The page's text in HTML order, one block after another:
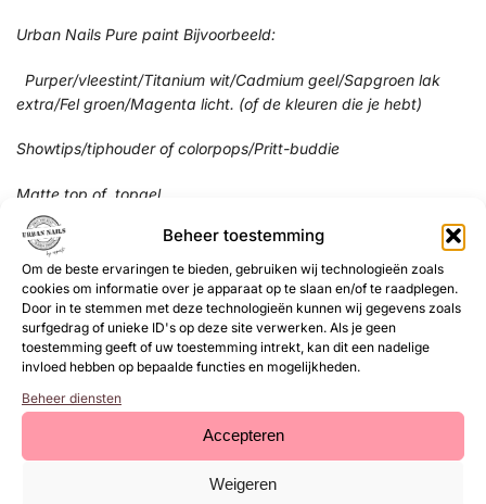
Beheer toestemming
Om de beste ervaringen te bieden, gebruiken wij technologieën zoals
cookies om informatie over je apparaat op te slaan en/of te raadplegen.
Door in te stemmen met deze technologieën kunnen wij gegevens zoals
surfgedrag of unieke ID's op deze site verwerken. Als je geen
toestemming geeft of uw toestemming intrekt, kan dit een nadelige
invloed hebben op bepaalde functies en mogelijkheden.
Beheer diensten
Accepteren
Weigeren
Urban Nails Pure paint Bijvoorbeeld:
Purper/vleestint/Titanium wit/Cadmium geel/Sapgroen lak
extra/Fel groen/Magenta licht. (of de kleuren die je hebt)
Showtips/tiphouder of colorpops/Pritt-buddie
Matte top of topgel
Buffer 100/180
Penselen, bijvoorbeeld:
Urban One Stroke 1
Urban One stroke 3
Urban Absolute liner 0/10
Urban Absolute liner 0/5